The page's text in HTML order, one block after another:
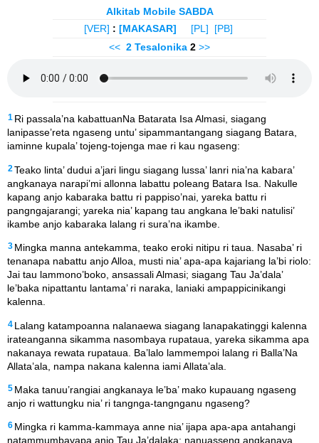
Alkitab Mobile SABDA
[VER] : [MAKASAR] [PL]
[PB]
<< 2 Tesalonika 2 >>
1 Ri passala’na kabattuanNa Batarata Isa Almasi, siagang
lanipasse’reta ngaseng untu’ sipammantangang siagang Batara,
iaminne kupala’ tojeng-tojenga mae ri kau ngaseng:
2 Teako linta’ dudui a’jari lingu siagang lussa’ lanri nia’na kabara’
angkanaya narapi’mi allonna labattu poleang Batara Isa. Nakulle
kapang anjo kabaraka battu ri pappiso’nai, yareka battu ri
pangngajarangi; yareka nia’ kapang tau angkana le’baki natulisi’
ikambe anjo kabaraka lalang ri sura’na ikambe.
3 Mingka manna antekamma, teako eroki nitipu ri taua. Nasaba’ ri
tenanapa nabattu anjo Alloa, musti nia’ apa-apa kajariang la’bi riolo:
Jai tau lammono’boko, ansassali Almasi; siagang Tau Ja’dala’
le’baka nipattantu lantama’ ri naraka, laniaki ampappicinikangi
kalenna.
4 Lalang katampoanna nalanaewa siagang lanapakatinggi kalenna
irateanganna sikamma nasombaya rupataua, yareka sikamma apa
nakanaya rewata rupataua. Ba’lalo lammempoi lalang ri Balla’Na
Allata’ala, nampa nakana kalenna iami Allata’ala.
5 Maka tanuu’rangiai angkanaya le’ba’ mako kupauang ngaseng
anjo ri wattungku nia’ ri tangnga-tangnganu ngaseng?
6 Mingka ri kamma-kammaya anne nia’ ijapa apa-apa antahangi
natammumbayapa anjo Tau Ja’dalaka; nanuasseng angkanaya